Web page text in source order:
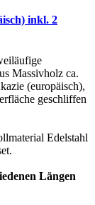
inkl. 2
Massivholz ca.
(europäisch),
geschliffen
Edelstahl
Längen